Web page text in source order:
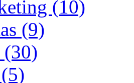
(10)
(9)
(30)